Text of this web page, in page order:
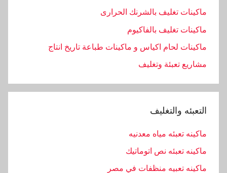
ماكينات تغليف بالشرنك الحرارى
ماكينات تغليف بالفاكيوم
ماكينات لحام اكياس و ماكينات طباعة تاريخ انتاج
مشاريع تعبئة وتغليف
التعبئه والتغليف
ماكينه تعبئه مياه معدنيه
ماكينه تعبئه نص اتوماتيك
ماكينه تعبيه منظفات في مصر